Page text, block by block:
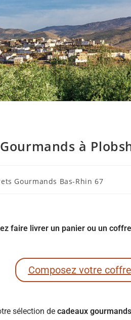
à
Gourmands Bas-Rhin 67
faire livrer un panier ou un
Composez votre
sélection de cadeaux gourmands